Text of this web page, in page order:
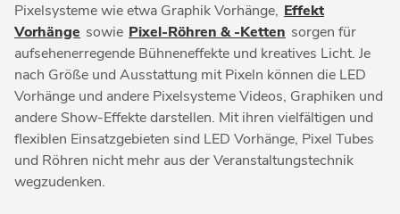
Pixelsysteme wie etwa Graphik Vorhänge, Effekt
Vorhänge sowie Pixel-Röhren & -Ketten sorgen für
aufsehenerregende Bühneneffekte und kreatives Licht. Je
nach Größe und Ausstattung mit Pixeln können die LED
Vorhänge und andere Pixelsysteme Videos, Graphiken und
andere Show-Effekte darstellen. Mit ihren vielfältigen und
flexiblen Einsatzgebieten sind LED Vorhänge, Pixel Tubes
und Röhren nicht mehr aus der Veranstaltungstechnik
wegzudenken.